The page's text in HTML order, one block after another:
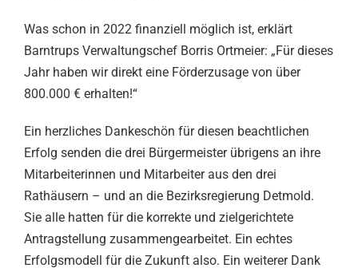
Was schon in 2022 finanziell möglich ist, erklärt
Barntrups Verwaltungschef Borris Ortmeier: „Für dieses
Jahr haben wir direkt eine Förderzusage von über
800.000 € erhalten!“
Ein herzliches Dankeschön für diesen beachtlichen
Erfolg senden die drei Bürgermeister übrigens an ihre
Mitarbeiterinnen und Mitarbeiter aus den drei
Rathäusern – und an die Bezirksregierung Detmold.
Sie alle hatten für die korrekte und zielgerichtete
Antragstellung zusammengearbeitet. Ein echtes
Erfolgsmodell für die Zukunft also. Ein weiterer Dank